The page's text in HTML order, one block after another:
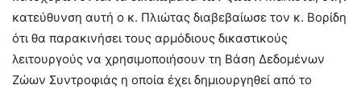
κατεύθυνση αυτή ο κ. Πλιώτας διαβεβαίωσε τον κ. Βορίδη
ότι θα παρακινήσει τους αρμόδιους δικαστικούς
λειτουργούς να χρησιμοποιήσουν τη Βάση Δεδομένων
Ζώων Συντροφιάς η οποία έχει δημιουργηθεί από το